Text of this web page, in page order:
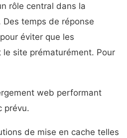
rôle central dans la
Des temps de réponse
éviter que les
site prématurément. Pour
web performant
prévu.
de mise en cache telles